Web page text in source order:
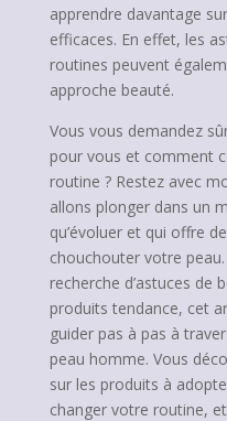
apprendre davantage
efficaces. En effet, les
routines peuvent
approche beauté.
Vous vous demandez
pour vous et comment
routine ? Restez avec
allons plonger dans un
qu’évoluer et qui offre
chouchouter votre
recherche d’astuces de
produits tendance, cet
guider pas à pas à
peau homme. Vous
sur les produits à
changer votre routine,